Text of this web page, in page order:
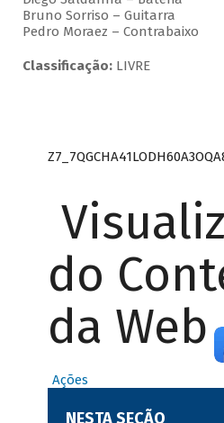
Bruno Sorriso – Guitarra
Pedro Moraez – Contrabaixo
Classificação:LIVRE
do
da Web
Ações
NESTA SEÇÃO